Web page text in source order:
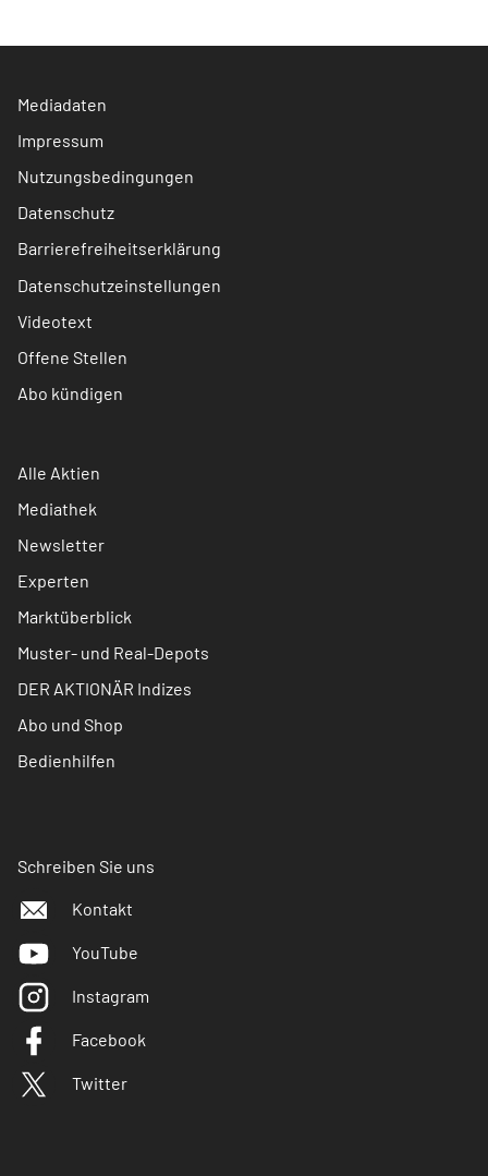
Mediadaten
Impressum
Nutzungsbedingungen
Datenschutz
Barrierefreiheitserklärung
Datenschutzeinstellungen
Videotext
Offene Stellen
Abo kündigen
Alle Aktien
Mediathek
Newsletter
Experten
Marktüberblick
Muster- und Real-Depots
DER AKTIONÄR Indizes
Abo und Shop
Bedienhilfen
Schreiben Sie uns
Kontakt
YouTube
Instagram
Facebook
Twitter